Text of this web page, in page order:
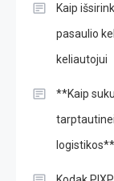
Kaip
pasaulio
keliautojui
**Kaip
logistikos**